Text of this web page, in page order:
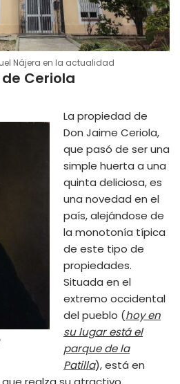
Nájera en la actualidad
Ceriola
La propiedad de
Don Jaime Ceriola,
que pasó de ser una
simple huerta a una
quinta deliciosa, es
una novedad en el
país, alejándose de
la monotonía típica
de este tipo de
propiedades.
Situada en el
extremo occidental
del pueblo (hoy en
su lugar está el
parque de la
Patilla), está en